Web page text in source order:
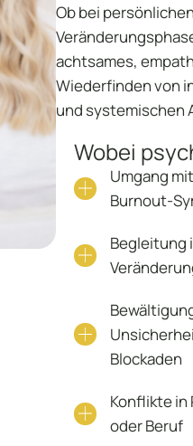
Ob bei
achtsames,
Wiederfinden von
und systemischen
Wobei
Umgang
Burnout-
Begleitung
Blockaden
Konflikte in
oder Beruf